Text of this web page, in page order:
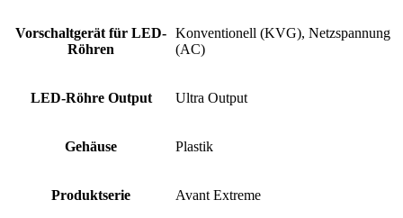
Vorschaltgerät für LED-
Röhren
Konventionell (KVG), Netzspannung
(AC)
LED-Röhre Output Ultra Output
Gehäuse Plastik
Produktserie Avant Extreme